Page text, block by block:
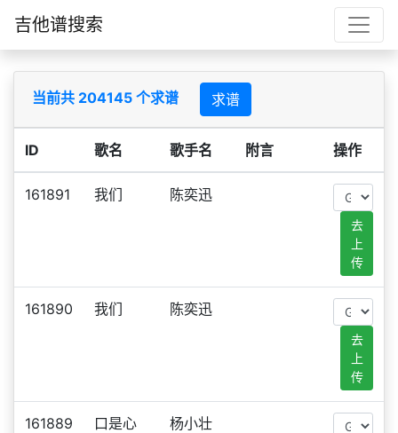
吉他谱搜索
当前共 204145 个求谱 求谱
ID 歌名 歌手名 附言 操作
161891 我们 陈奕迅
去
上
传
161890 我们 陈奕迅
去
上
传
161889
口是心
杨小壮